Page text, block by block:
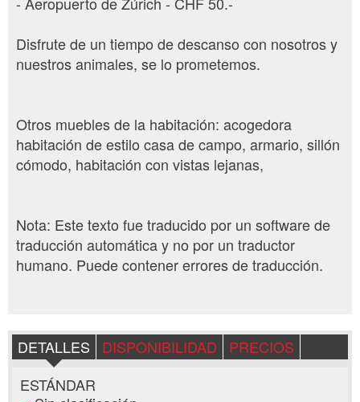
Disfrute de un tiempo de descanso con nosotros y
nuestros animales, se lo prometemos.
Otros muebles de la habitación: acogedora
habitación de estilo casa de campo, armario, sillón
cómodo, habitación con vistas lejanas,
Nota: Este texto fue traducido por un software de
traducción automática y no por un traductor
humano. Puede contener errores de traducción.
DETALLES DISPONIBILIDAD
PRECIOS
ESTÁNDAR